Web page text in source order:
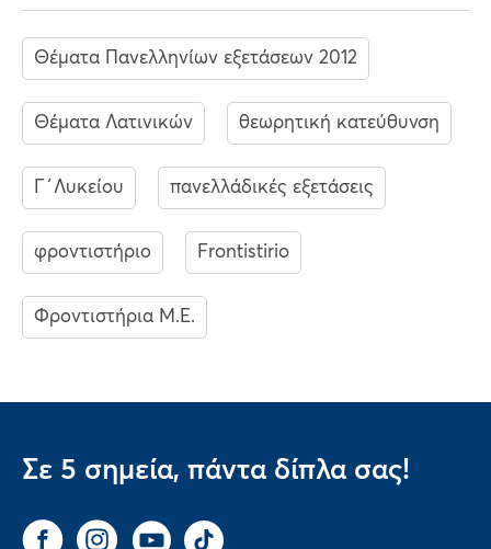
Θέματα Πανελληνίων εξετάσεων 2012
Θέματα Λατινικών θεωρητική κατεύθυνση
Γ΄Λυκείου πανελλάδικές εξετάσεις
φροντιστήριο Frontistirio
Φροντιστήρια Μ.Ε.
Σε 5 σημεία, πάντα δίπλα σας!